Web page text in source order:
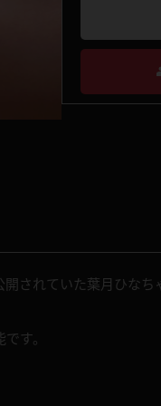
されていた葉月ひな
す。